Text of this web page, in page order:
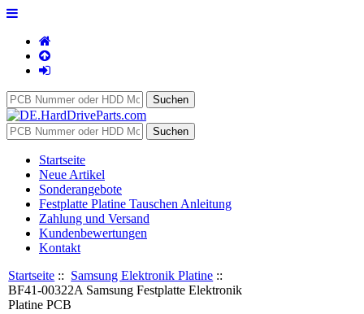
Startseite
Neue Artikel
Sonderangebote
Festplatte Platine Tauschen Anleitung
Zahlung und Versand
Kundenbewertungen
Kontakt
Startseite :: Samsung Elektronik Platine ::
BF41-00322A Samsung Festplatte Elektronik
Platine PCB